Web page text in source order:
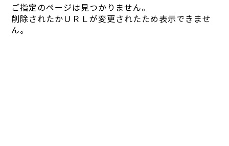
ご指定のページは見つかりません。
削除されたかＵＲＬが変更されたため表示できませ
ん。